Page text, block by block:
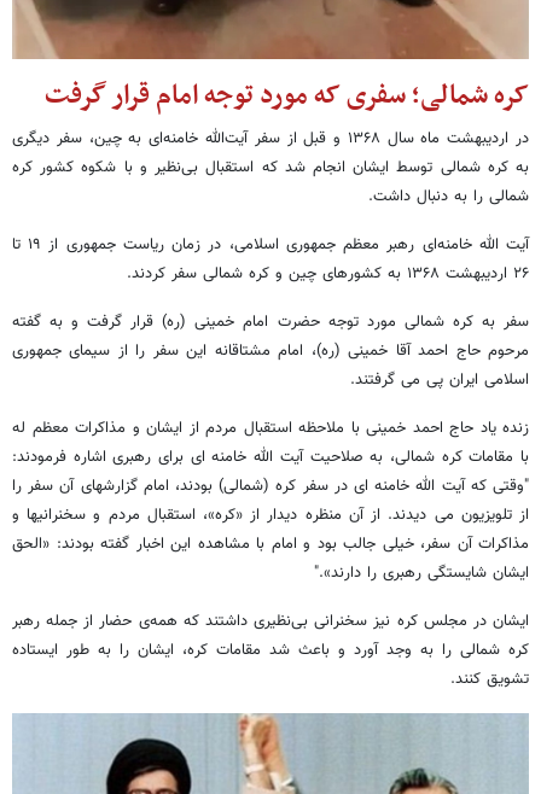
کره شمالی؛ سفری که مورد توجه امام قرار گرفت
در اردیبهشت ماه سال ۱۳۶۸ و قبل از سفر آیت‌الله خامنه‌ای به چین، سفر دیگری
به کره شمالی توسط ایشان انجام شد که استقبال بی‌نظیر و با شکوه کشور کره
شمالی را به دنبال داشت.
آیت الله خامنه‌ای رهبر معظم جمهوری اسلامی، در زمان ریاست جمهوری از ۱۹ تا
۲۶ اردیبهشت ۱۳۶۸ به کشورهای چین و کره ‌شمالی سفر کردند.
سفر به کره شمالی مورد توجه حضرت امام خمینی (ره) قرار گرفت و به گفته
مرحوم حاج احمد آقا خمینی (ره)، امام مشتاقانه این سفر را از سیمای جمهوری
اسلامی ایران پی می گرفتند.
زنده یاد حاج احمد خمینی با ملاحظه استقبال مردم از ایشان و مذاکرات معظم له
با مقامات کره شمالی، به صلاحیت آیت الله خامنه ای برای رهبری اشاره فرمودند:
"وقتی که آیت الله خامنه ای در سفر کره (شمالی) بودند، امام گزارشهای آن سفر را
از تلویزیون می دیدند. از آن منظره دیدار از «کره»، استقبال مردم و سخنرانیها و
مذاکرات آن سفر، خیلی جالب بود و امام با مشاهده این اخبار گفته بودند: «الحق
ایشان شایستگی رهبری را دارند»."
ایشان در مجلس کره نیز سخنرانی بی‌نظیری داشتند که همه‌ی حضار از جمله رهبر
کره شمالی را به وجد آورد و باعث شد مقامات کره، ایشان را به طور ایستاده
تشویق کنند.